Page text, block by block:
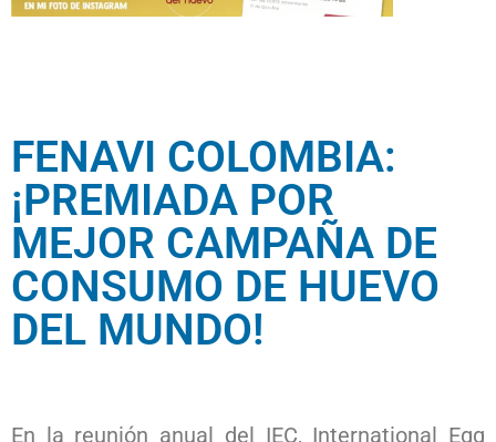
FENAVI COLOMBIA:
¡PREMIADA POR
MEJOR CAMPAÑA DE
CONSUMO DE HUEVO
DEL MUNDO!​
En la reunión anual del IEC, International Egg